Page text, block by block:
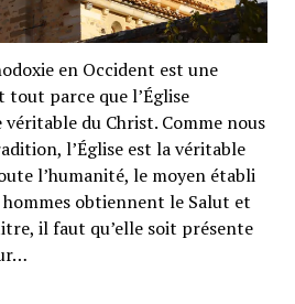
en Occident est une
tout parce que l’Église
véritable du Christ. Comme nous
l’Église est la véritable
l’humanité, le moyen établi
obtiennent le Salut et
il faut qu’elle soit présente